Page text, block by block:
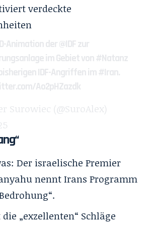
verdeckte
Animation der@IDFzur
im Gebiet von#Natanz
IDF-Angriffen im#Iran.
Ao2pHZazdk
Surowiec (@SuroAlex)
Der israelische Premier
nennt Irans Programm
„exzellenten“ Schläge